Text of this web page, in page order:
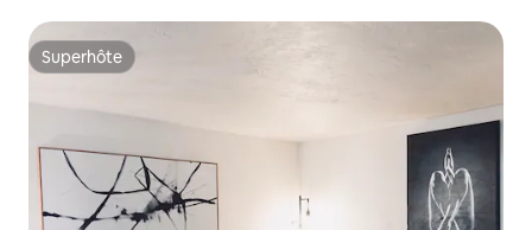
Superhôte
Superhôte